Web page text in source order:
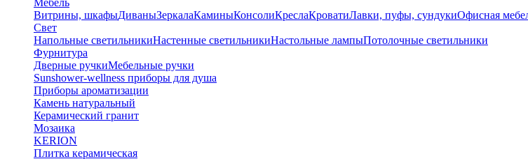
Мебель
Витрины, шкафыДиваныЗеркалаКаминыКонсолиКреслаКроватиЛавки, пуфы, сундукиОфисная
Свет
Напольные светильникиНастенные светильникиНастольные лампыПотолочные светильники
Фурнитура
Дверные ручкиМебельные ручки
Sunshower-wellness приборы для душа
Приборы ароматизации
Камень натуральный
Керамический гранит
Мозаика
KERION
Плитка керамическая